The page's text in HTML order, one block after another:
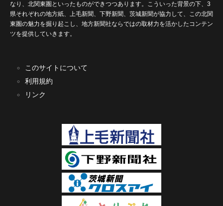
なり、北関東圏といったものができつつあります。こういった背景の下、3
県それぞれの地方紙、上毛新聞、下野新聞、茨城新聞が協力して、この北関
東圏の魅力を掘り起こし、地方新聞社ならではの取材力を活かしたコンテン
ツを提供していきます。
このサイトについて
利用規約
リンク